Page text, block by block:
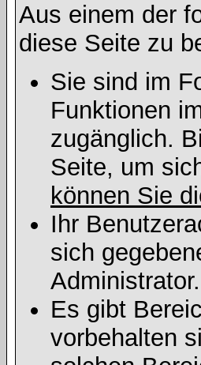
Aus einem der
diese Seite zu
Sie sind im
Funktionen
zugänglich.
Seite, um
können Sie
Ihr
sich
Administrator.
Es gibt
vorbehalten